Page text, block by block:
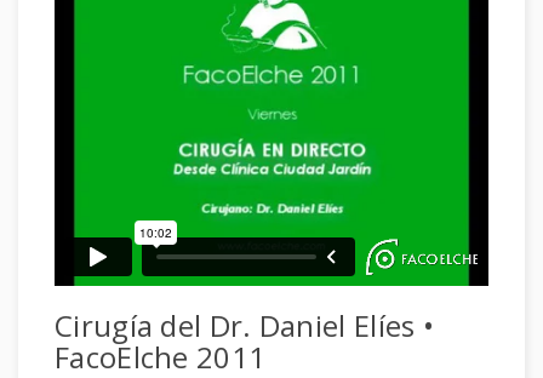
Cirugía del Dr. Daniel Elíes •
FacoElche 2011